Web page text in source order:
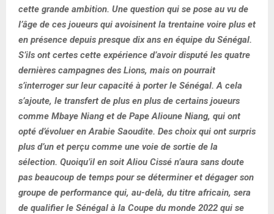
cette grande ambition. Une question qui se pose au vu de
l’âge de ces joueurs qui avoisinent la trentaine voire plus et
en présence depuis presque dix ans en équipe du Sénégal.
S’ils ont certes cette expérience d’avoir disputé les quatre
dernières campagnes des Lions, mais on pourrait
s’interroger sur leur capacité à porter le Sénégal. A cela
s’ajoute, le transfert de plus en plus de certains joueurs
comme Mbaye Niang et de Pape Alioune Niang, qui ont
opté d’évoluer en Arabie Saoudite. Des choix qui ont surpris
plus d’un et perçu comme une voie de sortie de la
sélection. Quoiqu’il en soit Aliou Cissé n’aura sans doute
pas beaucoup de temps pour se déterminer et dégager son
groupe de performance qui, au-delà, du titre africain, sera
de qualifier le Sénégal à la Coupe du monde 2022 qui se